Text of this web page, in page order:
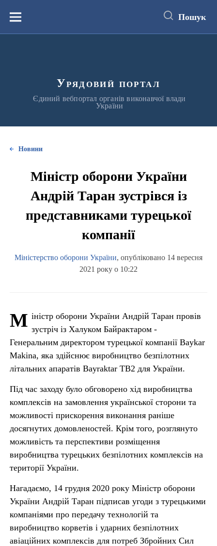
вмістуМеню Пошук
Урядовий портал
Єдиний вебпортал органів виконавчої влади
України
Новини
Міністр оборони України
Андрій Таран зустрівся із
представниками турецької
компанії
Міністерство оборони України, опубліковано 14 вересня
2021 року о 10:22
М іністр оборони України Андрій Таран провів
зустріч із Халуком Байрактаром -
Генеральним директором турецької компанії Baykar
Makina, яка здійснює виробництво безпілотних
літальних апаратів Bayraktar TB2 для України.
Під час заходу було обговорено хід виробництва
комплексів на замовлення української сторони та
можливості прискорення виконання раніше
досягнутих домовленостей. Крім того, розглянуто
можливість та перспективи розміщення
виробництва турецьких безпілотних комплексів на
території України.
Нагадаємо, 14 грудня 2020 року Міністр оборони
України Андрій Таран підписав угоди з турецькими
компаніями про передачу технологій та
виробництво корветів і ударних безпілотних
авіаційних комплексів для потреб Збройних Сил